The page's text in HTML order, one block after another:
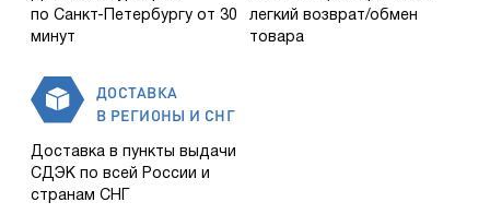
по Санкт-Петербургу от 30
минут
легкий возврат/обмен
товара
ДОСТАВКА
В РЕГИОНЫ И СНГ
Доставка в пункты выдачи
СДЭК по всей России и
странам СНГ